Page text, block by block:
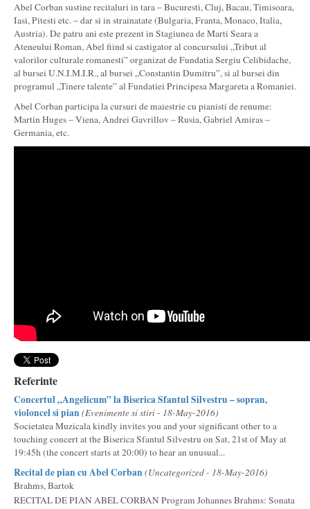
Abel Corban sustine recitaluri in tara – Bucuresti, Cluj, Bacau, Timisoara,
Iasi, Pitesti etc. – dar si in strainatate (Bulgaria, Franta, Monaco, Italia,
Austria). De patru ani este prezent in Stagiunea de Marti Seara a
Ateneului Roman, Abel fiind si castigator al concursului „Tribut al
valorilor culturale romanesti” organizat de Fundatia Sergiu Celibidache,
al bursei U.N.I.M.I.R., al bursei „Constantin Dumitru”, si al bursei din
programul „Tinere talente” al Fundatiei Principesa Margareta a Romaniei.
Abel Corban participa la cursuri de maiestrie cu pianisti de renume:
Martin Huges – Viena, Andrei Gavrillov – Rusia, Gabriel Amiras –
Germania, etc.
Referinte
Concertul „Angelicum” la Biserica Sfantul Silvestru – sopran,
violoncel si pian (Evenimente si stiri - 18-May-2016)
Societatea Muzicala kindly invites you and your significant other to a
touching concert at the Biserica Sfantul Silvestru on Sat, 21st of May at
19:45h (the concert starts at 20:00) to hear an unusual...
Recital de pian cu Abel Corban (Uncategorized - 18-May-2016)
Brahms, Bartok
RECITAL DE PIAN ABEL CORBAN Program Johannes Brahms: Sonata